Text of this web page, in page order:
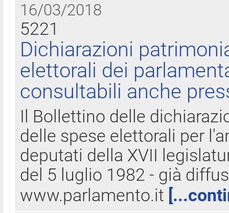
16/03/2018
5221
Dichiarazioni
elettorali dei
consultabili anche
Il Bollettino delle
delle spese elettorali per
deputati della XVII
del 5 luglio 1982 - già
www.parlamento.it